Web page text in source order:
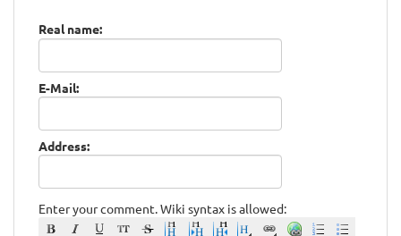
Real name:
E-Mail:
Address:
Enter your comment. Wiki syntax is allowed: